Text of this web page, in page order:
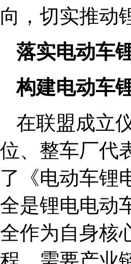
向，切实推动
落实电动车
构建电动车
在联盟成立
位、整车厂代
了《电动车锂
全是锂电电动
全作为自身核